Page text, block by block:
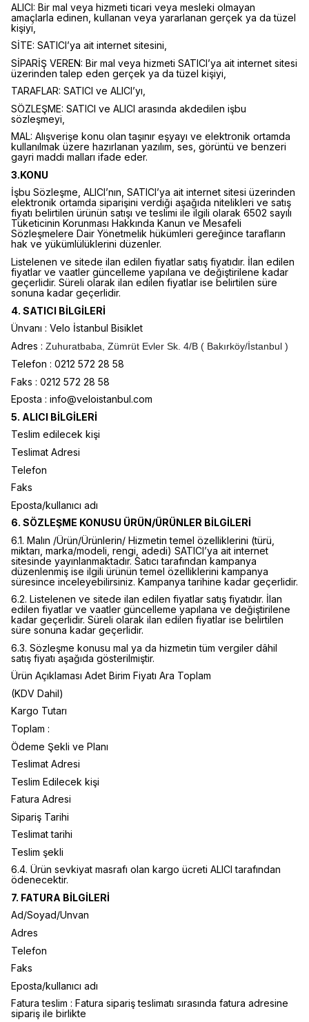
ALICI: Bir mal veya hizmeti ticari veya mesleki olmayan
amaçlarla edinen, kullanan veya yararlanan gerçek ya da tüzel
kişiyi,
SİTE: SATICI’ya ait internet sitesini,
SİPARİŞ VEREN: Bir mal veya hizmeti SATICI’ya ait internet sitesi
üzerinden talep eden gerçek ya da tüzel kişiyi,
TARAFLAR: SATICI ve ALICI’yı,
SÖZLEŞME: SATICI ve ALICI arasında akdedilen işbu
sözleşmeyi,
MAL: Alışverişe konu olan taşınır eşyayı ve elektronik ortamda
kullanılmak üzere hazırlanan yazılım, ses, görüntü ve benzeri
gayri maddi malları ifade eder.
3.KONU
İşbu Sözleşme, ALICI’nın, SATICI’ya ait internet sitesi üzerinden
elektronik ortamda siparişini verdiği aşağıda nitelikleri ve satış
fiyatı belirtilen ürünün satışı ve teslimi ile ilgili olarak 6502 sayılı
Tüketicinin Korunması Hakkında Kanun ve Mesafeli
Sözleşmelere Dair Yönetmelik hükümleri gereğince tarafların
hak ve yükümlülüklerini düzenler.
Listelenen ve sitede ilan edilen fiyatlar satış fiyatıdır. İlan edilen
fiyatlar ve vaatler güncelleme yapılana ve değiştirilene kadar
geçerlidir. Süreli olarak ilan edilen fiyatlar ise belirtilen süre
sonuna kadar geçerlidir.
4. SATICI BİLGİLERİ
Ünvanı : Velo İstanbul Bisiklet
Adres : Zuhuratbaba, Zümrüt Evler Sk. 4/B ( Bakırköy/İstanbul )
Telefon : 0212 572 28 58
Faks : 0212 572 28 58
Eposta : info@veloistanbul.com
5. ALICI BİLGİLERİ
Teslim edilecek kişi
Teslimat Adresi
Telefon
Faks
Eposta/kullanıcı adı
6. SÖZLEŞME KONUSU ÜRÜN/ÜRÜNLER BİLGİLERİ
6.1. Malın /Ürün/Ürünlerin/ Hizmetin temel özelliklerini (türü,
miktarı, marka/modeli, rengi, adedi) SATICI’ya ait internet
sitesinde yayınlanmaktadır. Satıcı tarafından kampanya
düzenlenmiş ise ilgili ürünün temel özelliklerini kampanya
süresince inceleyebilirsiniz. Kampanya tarihine kadar geçerlidir.
6.2. Listelenen ve sitede ilan edilen fiyatlar satış fiyatıdır. İlan
edilen fiyatlar ve vaatler güncelleme yapılana ve değiştirilene
kadar geçerlidir. Süreli olarak ilan edilen fiyatlar ise belirtilen
süre sonuna kadar geçerlidir.
6.3. Sözleşme konusu mal ya da hizmetin tüm vergiler dâhil
satış fiyatı aşağıda gösterilmiştir.
Ürün Açıklaması Adet Birim Fiyatı Ara Toplam
(KDV Dahil)
Kargo Tutarı
Toplam :
Ödeme Şekli ve Planı
Teslimat Adresi
Teslim Edilecek kişi
Fatura Adresi
Sipariş Tarihi
Teslimat tarihi
Teslim şekli
6.4. Ürün sevkiyat masrafı olan kargo ücreti ALICI tarafından
ödenecektir.
7. FATURA BİLGİLERİ
Ad/Soyad/Unvan
Adres
Telefon
Faks
Eposta/kullanıcı adı
Fatura teslim : Fatura sipariş teslimatı sırasında fatura adresine
sipariş ile birlikte